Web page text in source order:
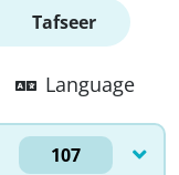
Tafseer
Language
107